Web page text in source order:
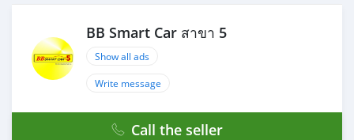
เงื่อนไขเป็นไปตามที่ไฟแนนซ์กำหนด**
คุณลูกค้าสามารถเลือกโปรโมชั่นได้ 1 โปรโมชั่น
🔥เงื่อนไข โปรโมชั่น ผ่อนคนละครึ่ง
-เพียงเพิ่มราคา 30,000฿ (สามารถรวมในยอดจัดได้)
BB Smart Car สาขา 5
Show all ads
Write message
Call the seller